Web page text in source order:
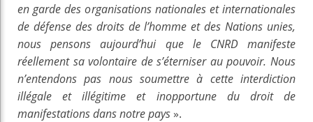
en garde des organisations nationales et internationales
de défense des droits de l’homme et des Nations unies,
nous pensons aujourd’hui que le CNRD manifeste
réellement sa volontaire de s’éterniser au pouvoir. Nous
n’entendons pas nous soumettre à cette interdiction
illégale et illégitime et inopportune du droit de
manifestations dans notre pays ».